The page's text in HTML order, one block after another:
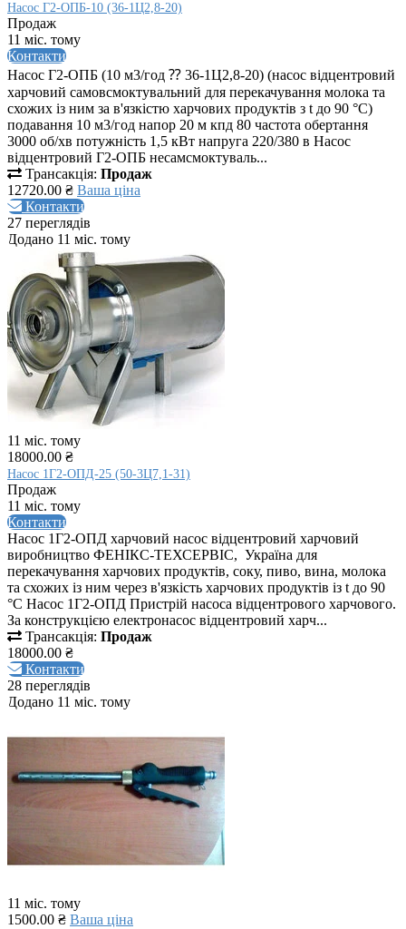
Насос Г2-ОПБ-10 (36-1Ц2,8-20)
Продаж
11 міс. тому
Контакти
Насос Г2-ОПБ (10 м3/год ⁇ 36-1Ц2,8-20) (насос відцентровий
харчовий самовсмоктувальний для перекачування молока та
схожих із ним за в'язкістю харчових продуктів з t до 90 °C)
подавання 10 м3/год напор 20 м кпд 80 частота обертання
3000 об/хв потужність 1,5 кВт напруга 220/380 в Насос
відцентровий Г2-ОПБ несамсмоктуваль...
Трансакція: Продаж
12720.00 ₴ Ваша ціна
Контакти
27 переглядів
Додано 11 міс. тому
11 міс. тому
18000.00 ₴
Насос 1Г2-ОПД-25 (50-3Ц7,1-31)
Продаж
11 міс. тому
Контакти
Насос 1Г2-ОПД харчовий насос відцентровий харчовий
виробництво ФЕНІКС-ТЕХСЕРВІС, Україна для
перекачування харчових продуктів, соку, пиво, вина, молока
та схожих із ним через в'язкість харчових продуктів із t до 90
°C Насос 1Г2-ОПД Пристрій насоса відцентрового харчового.
За конструкцією електронасос відцентровий харч...
Трансакція: Продаж
18000.00 ₴
Контакти
28 переглядів
Додано 11 міс. тому
11 міс. тому
1500.00 ₴ Ваша ціна